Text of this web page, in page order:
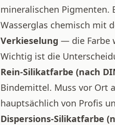
mineralischen Pigmenten.
Wasserglas chemisch mit
Verkieselung — die Farbe
Wichtig ist die
Rein-Silikatfarbe (nach
Bindemittel. Muss vor Ort
hauptsächlich von Profis
Dispersions-Silikatfarbe